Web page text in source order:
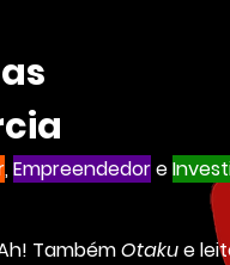
,Empreendedore
TambémOtakue